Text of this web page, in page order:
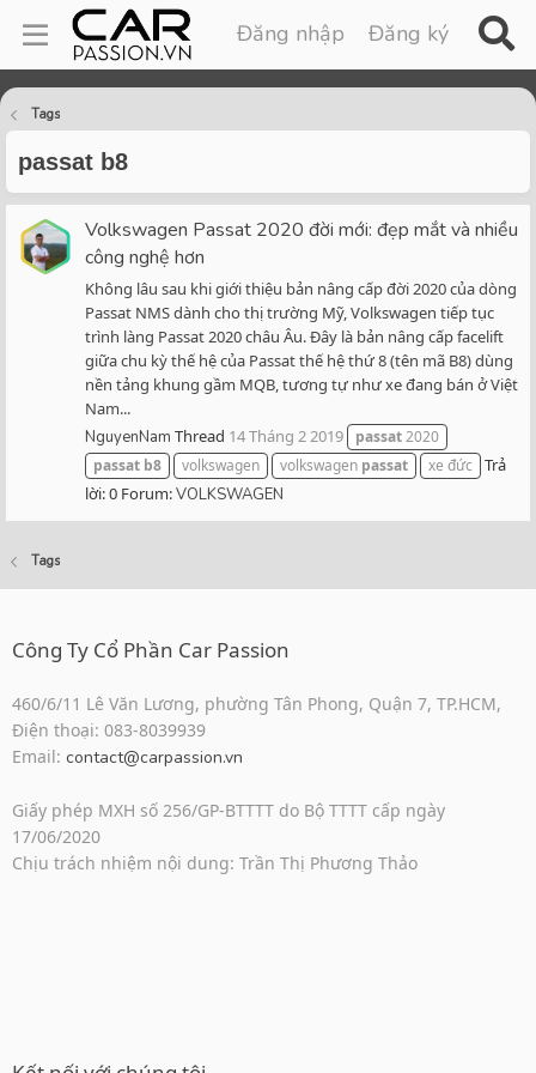
Đăng nhập Đăng ký
Tags
passat b8
Volkswagen Passat 2020 đời mới: đẹp mắt và nhiều
công nghệ hơn
Không lâu sau khi giới thiệu bản nâng cấp đời 2020 của dòng
Passat NMS dành cho thị trường Mỹ, Volkswagen tiếp tục
trình làng Passat 2020 châu Âu. Đây là bản nâng cấp facelift
giữa chu kỳ thế hệ của Passat thế hệ thứ 8 (tên mã B8) dùng
nền tảng khung gầm MQB, tương tự như xe đang bán ở Việt
Nam...
NguyenNam Thread 14 Tháng 2 2019 passat2020
passat b8 volkswagen volkswagen passat xe đức
Trả
lời: 0 Forum:VOLKSWAGEN
Tags
Công Ty Cổ Phần Car Passion
460/6/11 Lê Văn Lương, phường Tân Phong, Quận 7, TP.HCM,
Điện thoại: 083-8039939
Email: contact@carpassion.vn
Giấy phép MXH số 256/GP-BTTTT do Bộ TTTT cấp ngày
17/06/2020
Chịu trách nhiệm nội dung: Trần Thị Phương Thảo